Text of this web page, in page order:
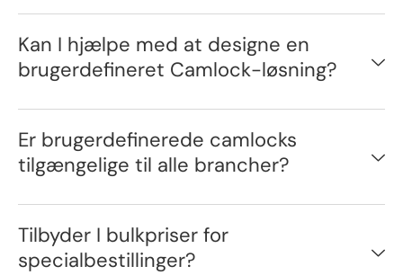
Kan I hjælpe med at designe en
brugerdefineret Camlock-løsning?
Er brugerdefinerede camlocks
tilgængelige til alle brancher?
Tilbyder I bulkpriser for
specialbestillinger?